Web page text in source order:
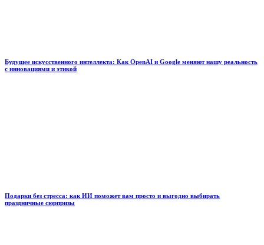
Будущее искусственного интеллекта: Как OpenAI и Google меняют нашу реальность
с инновациями и этикой
Подарки без стресса: как ИИ поможет вам просто и выгодно выбирать
праздничные сюрпризы